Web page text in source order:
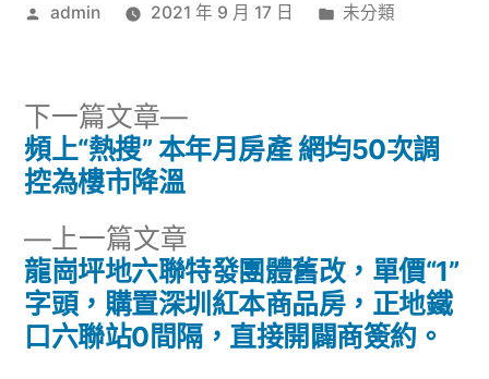
作
admin 2021 年 9 月 17 日
分
未分類
文
導
覽
上一篇文章
一
篇
文
龍崗坪地六聯特發團體舊改，單價“1”
字頭，購置深圳紅本商品房，正地鐵
口六聯站0間隔，直接開闢商簽約。
下一篇文章
下
一
頻上“熱搜” 本年月房產 網均50次調
控為樓市降溫